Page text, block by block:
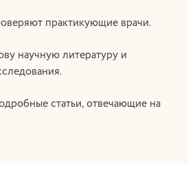
практикующие врачи.
научную литературу и
статьи, отвечающие на